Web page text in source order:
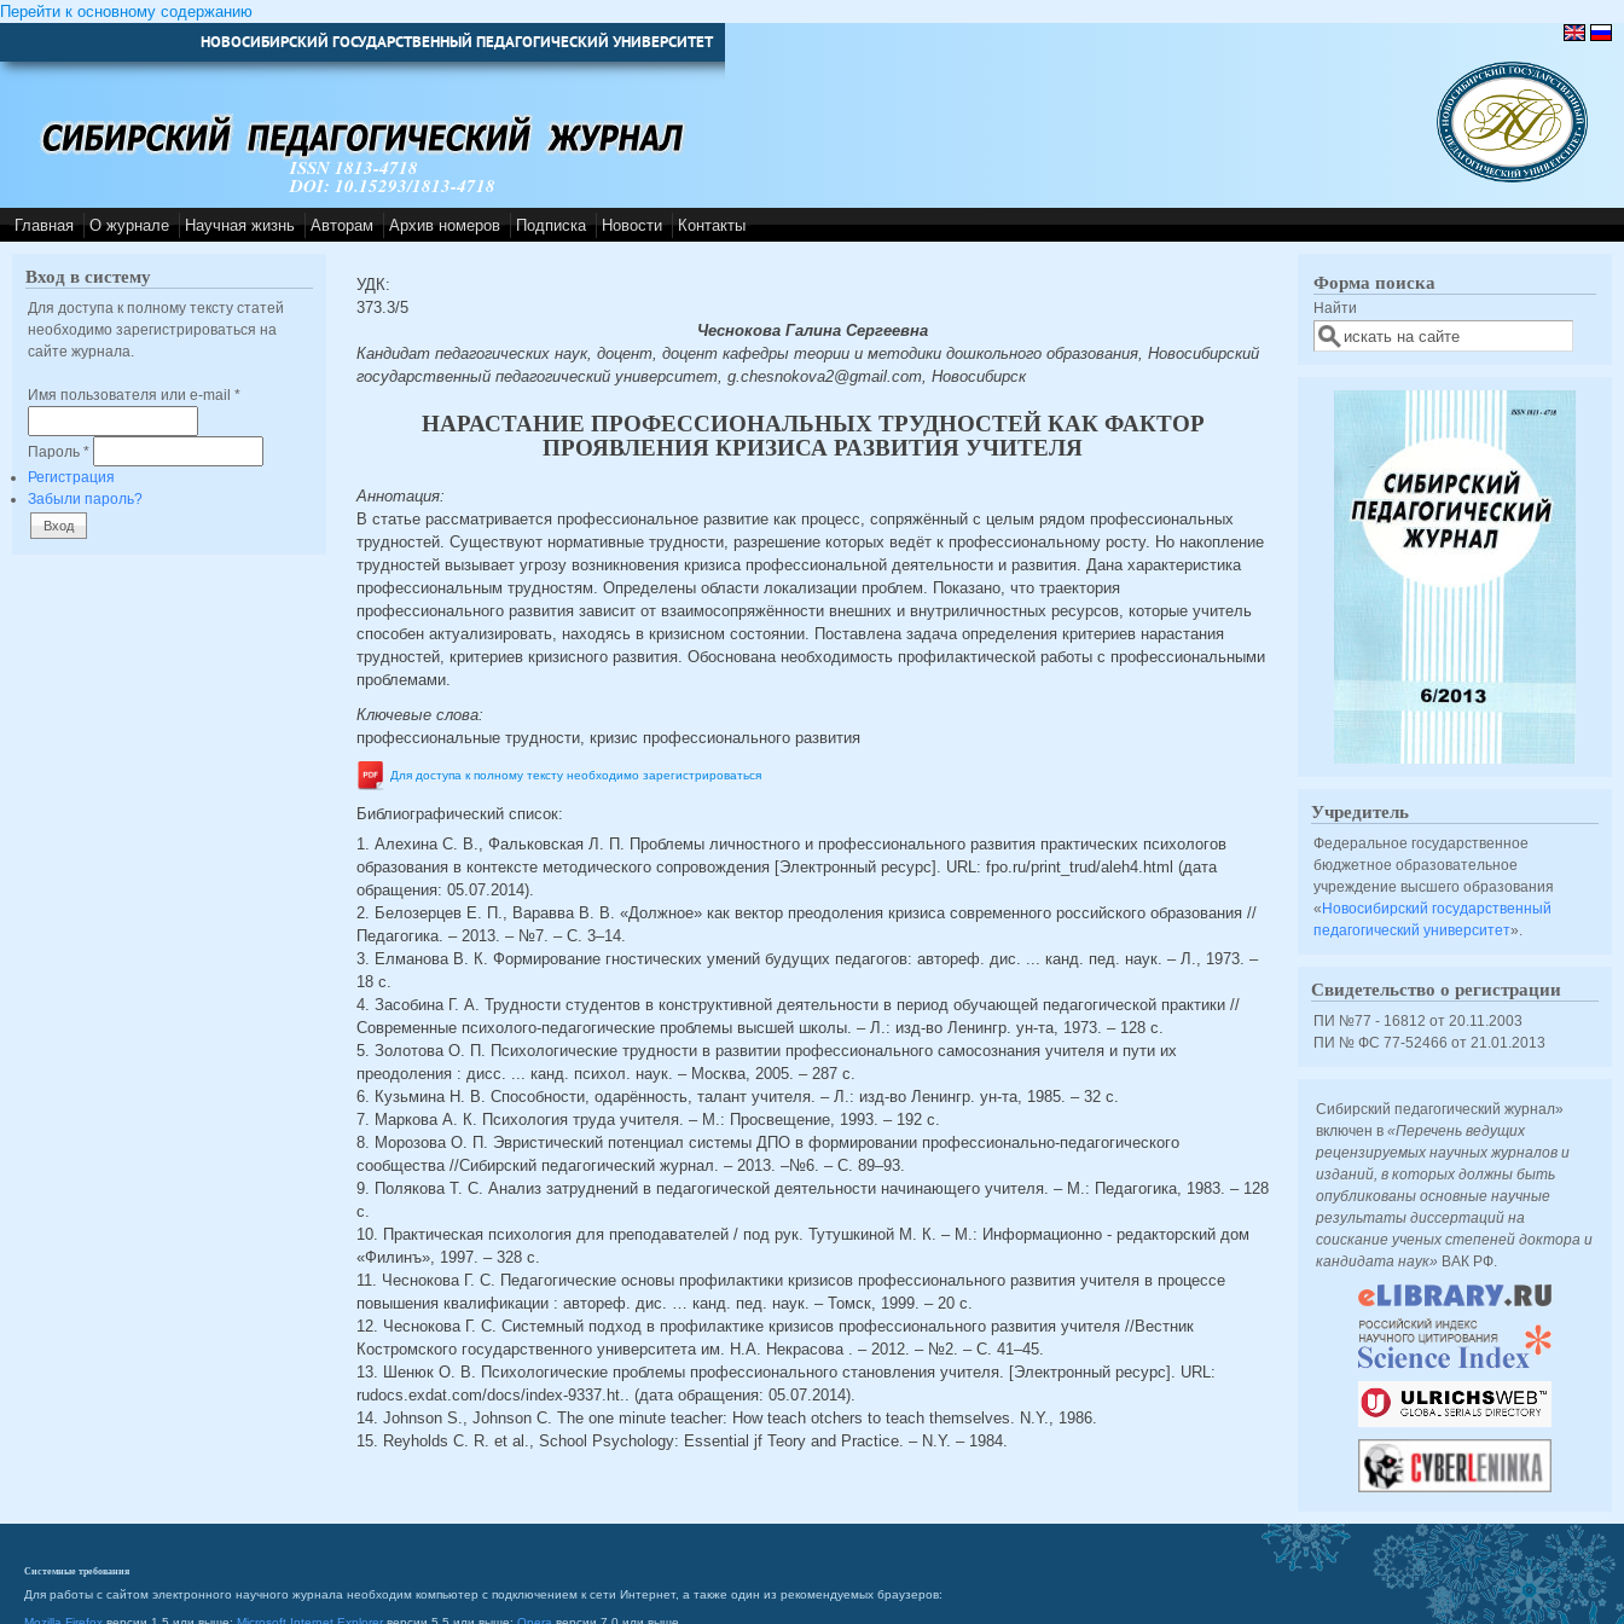
Перейти к основному содержанию
НОВОСИБИРСКИЙ ГОСУДАРСТВЕННЫЙ ПЕДАГОГИЧЕСКИЙ УНИВЕРСИТЕТ
ISSN 1813-4718
DOI: 10.15293/1813-4718
Главная О журнале Научная жизнь Авторам Архив номеров Подписка Новости Контакты
Вход в систему
Для доступа к полному тексту статей
необходимо зарегистрироваться на
сайте журнала.
Имя пользователя или e-mail *
Пароль *
Регистрация
Забыли пароль?
УДК:
373.3/5
Чеснокова Галина Сергеевна
Кандидат педагогических наук, доцент, доцент кафедры теории и методики дошкольного образования, Новосибирский
государственный педагогический университет, g.сhesnokova2@gmail.com, Новосибирск
НАРАСТАНИЕ ПРОФЕССИОНАЛЬНЫХ ТРУДНОСТЕЙ КАК ФАКТОР
ПРОЯВЛЕНИЯ КРИЗИСА РАЗВИТИЯ УЧИТЕЛЯ
Аннотация:
В статье рассматривается профессиональное развитие как процесс, сопряжённый с целым рядом профессиональных
трудностей. Существуют нормативные трудности, разрешение которых ведёт к профессиональному росту. Но накопление
трудностей вызывает угрозу возникновения кризиса профессиональной деятельности и развития. Дана характеристика
профессиональным трудностям. Определены области локализации проблем. Показано, что траектория
профессионального развития зависит от взаимосопряжённости внешних и внутриличностных ресурсов, которые учитель
способен актуализировать, находясь в кризисном состоянии. Поставлена задача определения критериев нарастания
трудностей, критериев кризисного развития. Обоснована необходимость профилактической работы с профессиональными
проблемами.
Ключевые слова:
профессиональные трудности, кризис профессионального развития
Для доступа к полному тексту необходимо зарегистрироваться
Библиографический список:
1. Алехина С. В., Фальковская Л. П. Проблемы личностного и профессионального развития практических психологов
образования в контексте методического сопровождения [Электронный ресурс]. URL: fpo.ru/print_trud/aleh4.html (дата
обращения: 05.07.2014).
2. Белозерцев Е. П., Варавва В. В. «Должное» как вектор преодоления кризиса современного российского образования //
Педагогика. – 2013. – №7. – С. 3–14.
3. Елманова В. К. Формирование гностических умений будущих педагогов: автореф. дис. ... канд. пед. наук. – Л., 1973. –
18 с.
4. Засобина Г. А. Трудности студентов в конструктивной деятельности в период обучающей педагогической практики //
Современные психолого-педагогические проблемы высшей школы. – Л.: изд-во Ленингр. ун-та, 1973. – 128 с.
5. Золотова О. П. Психологические трудности в развитии профессионального самосознания учителя и пути их
преодоления : дисс. ... канд. психол. наук. – Москва, 2005. – 287 c.
6. Кузьмина Н. В. Способности, одарённость, талант учителя. – Л.: изд-во Ленингр. ун-та, 1985. – 32 с.
7. Маркова А. К. Психология труда учителя. – М.: Просвещение, 1993. – 192 с.
8. Морозова О. П. Эвристический потенциал системы ДПО в формировании профессионально-педагогического
сообщества //Сибирский педагогический журнал. – 2013. –№6. – С. 89–93.
9. Полякова Т. С. Анализ затруднений в педагогической деятельности начинающего учителя. – М.: Педагогика, 1983. – 128
с.
10. Практическая психология для преподавателей / под рук. Тутушкиной М. К. – М.: Информационно - редакторский дом
«Филинъ», 1997. – 328 с.
11. Чеснокова Г. С. Педагогические основы профилактики кризисов профессионального развития учителя в процессе
повышения квалификации : автореф. дис. … канд. пед. наук. – Томск, 1999. – 20 с.
12. Чеснокова Г. С. Системный подход в профилактике кризисов профессионального развития учителя //Вестник
Костромского государственного университета им. Н.А. Некрасова . – 2012. – №2. – С. 41–45.
13. Шенюк О. В. Психологические проблемы профессионального становления учителя. [Электронный ресурс]. URL:
rudocs.exdat.com/docs/index-9337.ht.. (дата обращения: 05.07.2014).
14. Johnson S., Johnson C. The one minute teacher: How teach otchers to teach themselves. N.Y., 1986.
15. Reyholds C. R. et al., School Psychology: Essential jf Teory and Practice. – N.Y. – 1984.
Форма поиска
Найти
Учредитель
Федеральное государственное
бюджетное образовательное
учреждение высшего образования
«Новосибирский государственный
педагогический университет».
Свидетельство о регистрации
ПИ №77 - 16812 от 20.11.2003
ПИ № ФС 77-52466 от 21.01.2013
Сибирский педагогический журнал»
включен в«Перечень ведущих
рецензируемых научных журналов и
изданий, в которых должны быть
опубликованы основные научные
результаты диссертаций на
соискание ученых степеней доктора и
кандидата наук» ВАК РФ.
Системные требования
Для работы с сайтом электронного научного журнала необходим компьютер с подключением к сети Интернет, а также один из рекомендуемых браузеров: